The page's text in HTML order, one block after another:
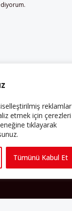
reklamlar
etmek için çerezleri
tıklayarak
Tümünü Kabul Et
hâle
“Avrupa”
cemaatin
için, hem